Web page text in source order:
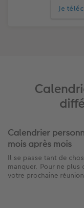
Je
Calendrier
mois après mois
Il se passe tant de
manquer. Pour ne plus
votre prochaine
! Plus encore, avec le
vivez chaque jour plus